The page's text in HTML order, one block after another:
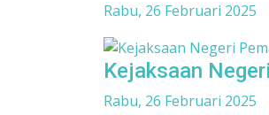
Rabu, 26 Februari 2025
Kejaksaan
Rabu, 26 Februari 2025